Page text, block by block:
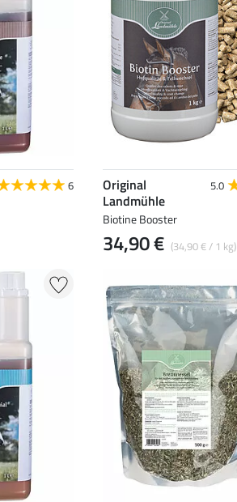
6
Original
Landmühle
5.0
Biotine Booster
34,90 € (34,90 € / 1 kg)